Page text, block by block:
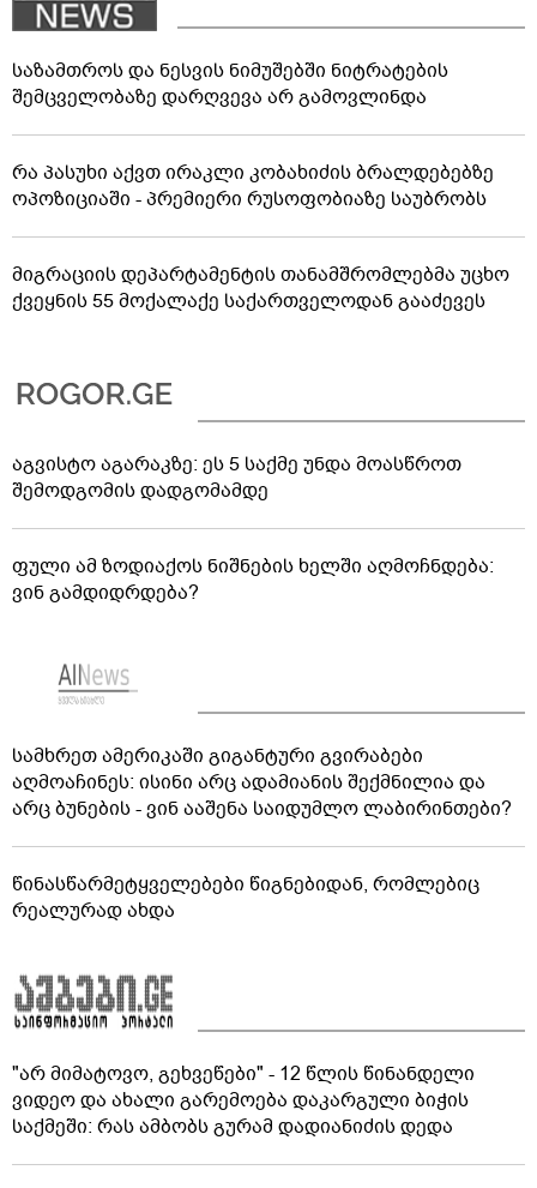
საზამთროს და ნესვის ნიმუშებში ნიტრატების
შემცველობაზე დარღვევა არ გამოვლინდა
რა პასუხი აქვთ ირაკლი კობახიძის ბრალდებებზე
ოპოზიციაში - პრემიერი რუსოფობიაზე საუბრობს
მიგრაციის დეპარტამენტის თანამშრომლებმა უცხო
ქვეყნის 55 მოქალაქე საქართველოდან გააძევეს
აგვისტო აგარაკზე: ეს 5 საქმე უნდა მოასწროთ
შემოდგომის დადგომამდე
ფული ამ ზოდიაქოს ნიშნების ხელში აღმოჩნდება:
ვინ გამდიდრდება?
სამხრეთ ამერიკაში გიგანტური გვირაბები
აღმოაჩინეს: ისინი არც ადამიანის შექმნილია და
არც ბუნების - ვინ ააშენა საიდუმლო ლაბირინთები?
წინასწარმეტყველებები წიგნებიდან, რომლებიც
რეალურად ახდა
"არ მიმატოვო, გეხვეწები" - 12 წლის წინანდელი
ვიდეო და ახალი გარემოება დაკარგული ბიჭის
საქმეში: რას ამბობს გურამ დადიანიძის დედა